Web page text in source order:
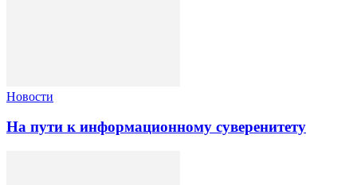
Новости
На пути к информационному суверенитету